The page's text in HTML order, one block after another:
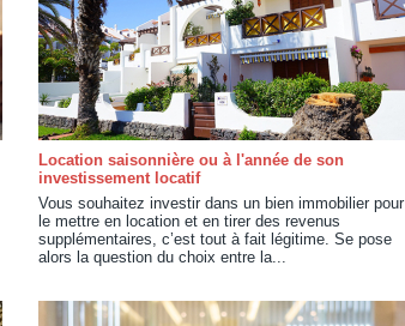
Location saisonnière ou à l'année de son
investissement locatif
Vous souhaitez investir dans un bien immobilier pour
le mettre en location et en tirer des revenus
supplémentaires, c’est tout à fait légitime. Se pose
alors la question du choix entre la...